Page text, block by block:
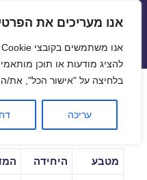
אנו מעריכים את
להציג מודעות או תוכן
בלחיצה על "אישור הכל", את/ה
עריכה
שערי חליפין
שערי חליפין
27/09/2019
מטבע היחידה